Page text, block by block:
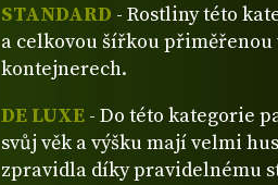
STANDARD - Rostliny této
a celkovou šířkou přiměřenou
kontejnerech.
DE LUXE - Do této kategorie
svůj věk a výšku mají velmi
zpravidla díky pravidelnému